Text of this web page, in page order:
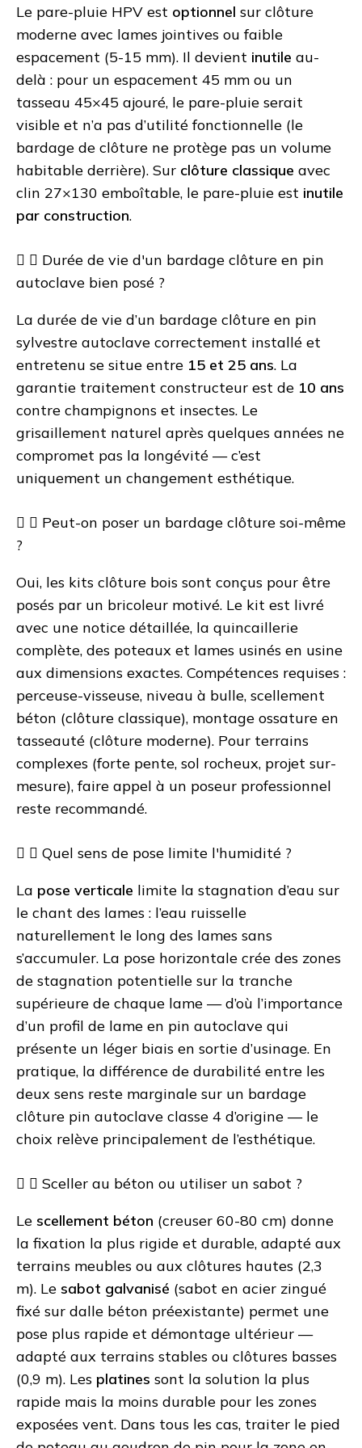
Le pare-pluie HPV est optionnel sur clôture
moderne avec lames jointives ou faible
espacement (5-15 mm). Il devient inutile au-
delà : pour un espacement 45 mm ou un
tasseau 45×45 ajouré, le pare-pluie serait
visible et n’a pas d’utilité fonctionnelle (le
bardage de clôture ne protège pas un volume
habitable derrière). Sur clôture classique avec
clin 27×130 emboîtable, le pare-pluie est inutile
par construction.
Durée de vie d'un bardage clôture en pin
autoclave bien posé ?
La durée de vie d’un bardage clôture en pin
sylvestre autoclave correctement installé et
entretenu se situe entre 15 et 25 ans. La
garantie traitement constructeur est de 10 ans
contre champignons et insectes. Le
grisaillement naturel après quelques années ne
compromet pas la longévité — c’est
uniquement un changement esthétique.
Peut-on poser un bardage clôture soi-même
?
Oui, les kits clôture bois sont conçus pour être
posés par un bricoleur motivé. Le kit est livré
avec une notice détaillée, la quincaillerie
complète, des poteaux et lames usinés en usine
aux dimensions exactes. Compétences requises :
perceuse-visseuse, niveau à bulle, scellement
béton (clôture classique), montage ossature en
tasseauté (clôture moderne). Pour terrains
complexes (forte pente, sol rocheux, projet sur-
mesure), faire appel à un poseur professionnel
reste recommandé.
Quel sens de pose limite l'humidité ?
La pose verticale limite la stagnation d’eau sur
le chant des lames : l’eau ruisselle
naturellement le long des lames sans
s’accumuler. La pose horizontale crée des zones
de stagnation potentielle sur la tranche
supérieure de chaque lame — d’où l’importance
d’un profil de lame en pin autoclave qui
présente un léger biais en sortie d’usinage. En
pratique, la différence de durabilité entre les
deux sens reste marginale sur un bardage
clôture pin autoclave classe 4 d’origine — le
choix relève principalement de l’esthétique.
Sceller au béton ou utiliser un sabot ?
Le scellement béton (creuser 60-80 cm) donne
la fixation la plus rigide et durable, adapté aux
terrains meubles ou aux clôtures hautes (2,3
m). Le sabot galvanisé (sabot en acier zingué
fixé sur dalle béton préexistante) permet une
pose plus rapide et démontage ultérieur —
adapté aux terrains stables ou clôtures basses
(0,9 m). Les platines sont la solution la plus
rapide mais la moins durable pour les zones
exposées vent. Dans tous les cas, traiter le pied